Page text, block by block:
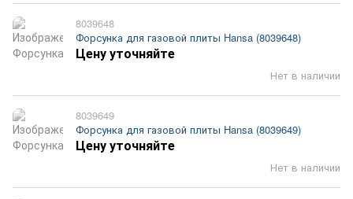
8039648
Форсунка для газовой плиты Hansa (8039648)
Нет в наличии
Цену уточняйте
8039649
Форсунка для газовой плиты Hansa (8039649)
Нет в наличии
Цену уточняйте